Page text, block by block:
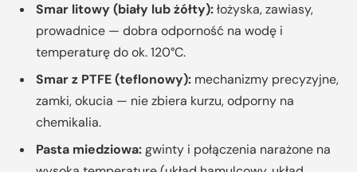
Smar litowy (biały lub żółty):łożyska, zawiasy,
prowadnice — dobra odporność na wodę i
temperaturę do ok. 120°C.
Smar z PTFE (teflonowy): mechanizmy precyzyjne,
zamki, okucia — nie zbiera kurzu, odporny na
chemikalia.
Pasta miedziowa:gwinty i połączenia narażone na